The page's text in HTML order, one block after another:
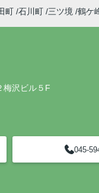
町 石川町 三ツ境 鶴ケ
梅沢ビル５F
045-